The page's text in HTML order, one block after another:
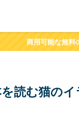
商用可能な無料
読む猫のイ